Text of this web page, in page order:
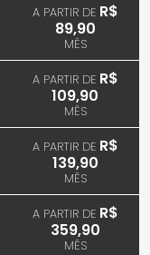
A PARTIR DE R$
89,90
MÊS
A PARTIR DE R$
109,90
MÊS
A PARTIR DE R$
139,90
MÊS
A PARTIR DE R$
359,90
MÊS